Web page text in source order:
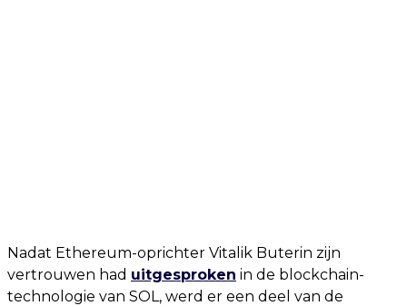
Nadat Ethereum-oprichter Vitalik Buterin zijn
vertrouwen had uitgesproken in de blockchain-
technologie van SOL, werd er een deel van de